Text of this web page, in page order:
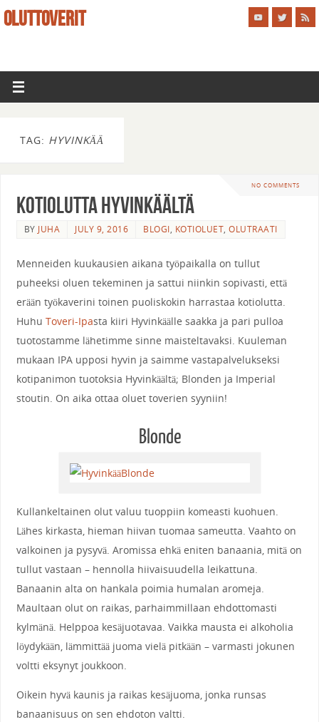
OLUTTOVERIT
TAG: HYVINKÄÄ
NO COMMENTS
Kotiolutta Hyvinkäältä
BY JUHA JULY 9, 2016 BLOGI, KOTIOLUET,OLUTRAATI
Menneiden kuukausien aikana työpaikalla on tullut
puheeksi oluen tekeminen ja sattui niinkin sopivasti, että
erään työkaverini toinen puoliskokin harrastaa kotiolutta.
Huhu Toveri-Ipasta kiiri Hyvinkäälle saakka ja pari pulloa
tuotostamme lähetimme sinne maisteltavaksi. Kuuleman
mukaan IPA upposi hyvin ja saimme vastapalvelukseksi
kotipanimon tuotoksia Hyvinkäältä; Blonden ja Imperial
stoutin. On aika ottaa oluet toverien syyniin!
Blonde
Kullankeltainen olut valuu tuoppiin komeasti kuohuen.
Lähes kirkasta, hieman hiivan tuomaa sameutta. Vaahto on
valkoinen ja pysyvä. Aromissa ehkä eniten banaania, mitä on
tullut vastaan – hennolla hiivaisuudella leikattuna.
Banaanin alta on hankala poimia humalan aromeja.
Maultaan olut on raikas, parhaimmillaan ehdottomasti
kylmänä. Helppoa kesäjuotavaa. Vaikka mausta ei alkoholia
löydykään, lämmittää juoma vielä pitkään – varmasti jokunen
voltti eksynyt joukkoon.
Oikein hyvä kaunis ja raikas kesäjuoma, jonka runsas
banaanisuus on sen ehdoton valtti.